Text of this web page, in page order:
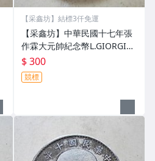
【采鑫坊】結標3仟免運
【采鑫坊】中華民國十七年張
作霖大元帥紀念幣L.GIORGI簽
字版ONE DOLLAR~
$ 300
競標